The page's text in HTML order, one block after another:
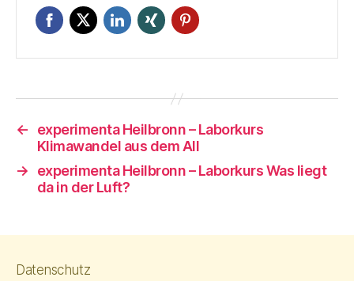
←
experimenta Heilbronn – Laborkurs
Klimawandel aus dem All
→
experimenta Heilbronn – Laborkurs Was liegt
da in der Luft?
Datenschutz